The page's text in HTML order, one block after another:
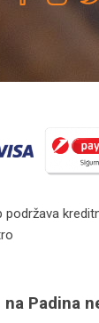
podržava
na Padina